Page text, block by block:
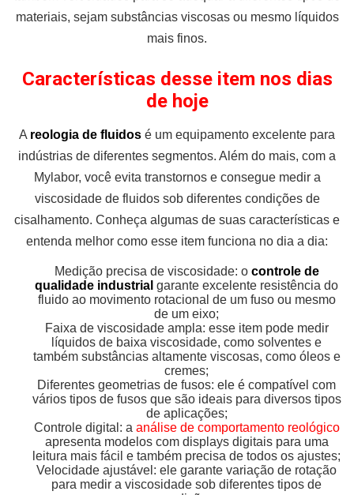
materiais, sejam substâncias viscosas ou mesmo líquidos
mais finos.
Características desse item nos dias
de hoje
A reologia de fluidos é um equipamento excelente para
indústrias de diferentes segmentos. Além do mais, com a
Mylabor, você evita transtornos e consegue medir a
viscosidade de fluidos sob diferentes condições de
cisalhamento. Conheça algumas de suas características e
entenda melhor como esse item funciona no dia a dia:
Medição precisa de viscosidade: o controle de
qualidade industrial garante excelente resistência do
fluido ao movimento rotacional de um fuso ou mesmo
de um eixo;
Faixa de viscosidade ampla: esse item pode medir
líquidos de baixa viscosidade, como solventes e
também substâncias altamente viscosas, como óleos e
cremes;
Diferentes geometrias de fusos: ele é compatível com
vários tipos de fusos que são ideais para diversos tipos
de aplicações;
Controle digital: a análise de comportamento reológico
apresenta modelos com displays digitais para uma
leitura mais fácil e também precisa de todos os ajustes;
Velocidade ajustável: ele garante variação de rotação
para medir a viscosidade sob diferentes tipos de